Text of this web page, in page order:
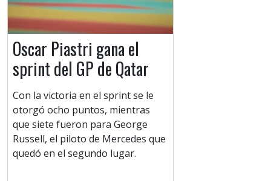
Oscar Piastri gana el
sprint del GP de Qatar
Con la victoria en el sprint se le
otorgó ocho puntos, mientras
que siete fueron para George
Russell, el piloto de Mercedes que
quedó en el segundo lugar.